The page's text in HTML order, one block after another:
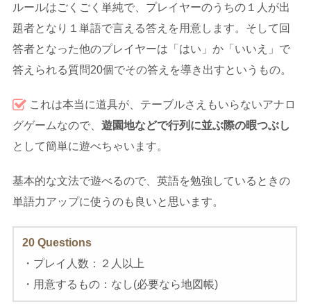
ルールはごくごく単純で、プレイヤーのうちの１人が出
題者となり１単語で言える答えを用意します。そして回
答者となった他のプレイヤーは「はい」か「いいえ」で
答えられる質問20個でその答えを導き出すというもの。
これは本当に道具が、テーブルさえもいらないアナロ
グゲームなので、 遊園地などで行列に並ぶ際の暇つぶし
として簡単に遊べちゃいます。
基本的な文法で遊べるので、英語を勉強しているときの
単語力アップに使うのも良いと思います。
20 Questions
・プレイ人数：２人以上
・用意するもの：なし(必要なら地図帳)